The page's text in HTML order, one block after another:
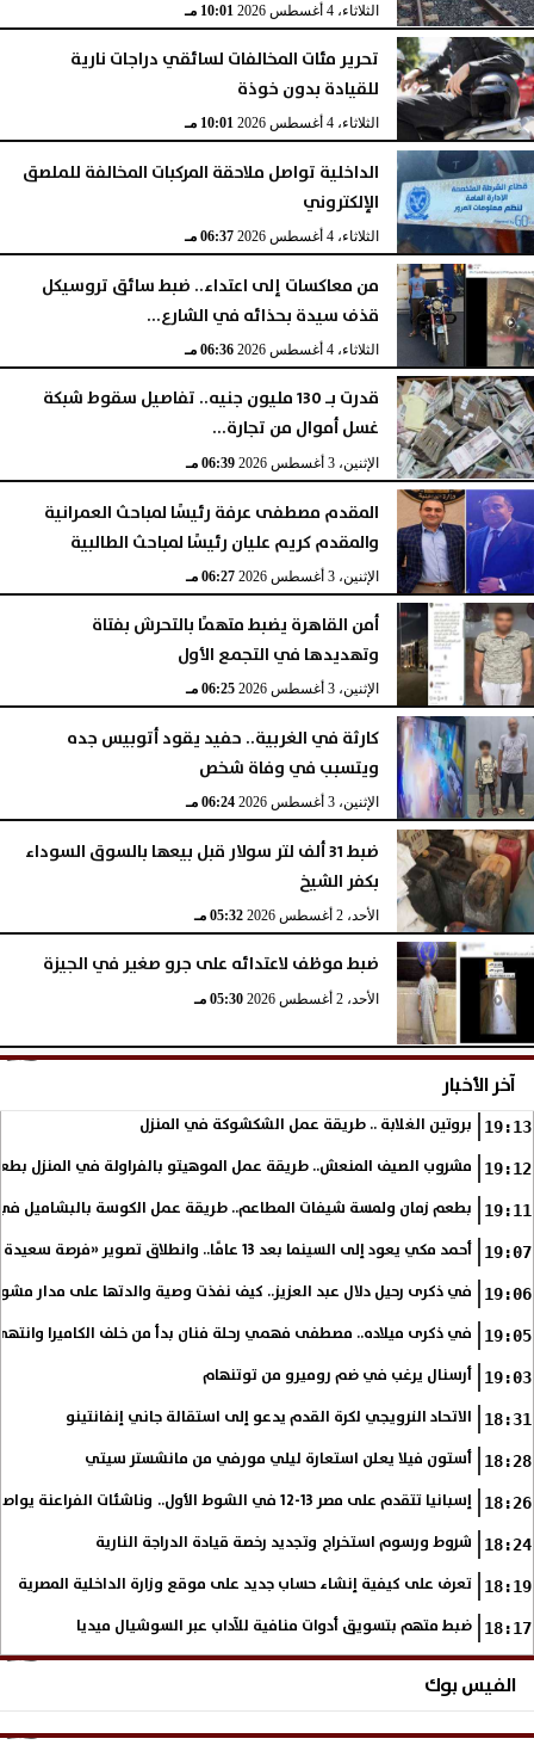
الثلاثاء، 4 أغسطس 2026 10:01 مـ
تحرير مئات المخالفات لسائقي دراجات نارية
للقيادة بدون خوذة
الثلاثاء، 4 أغسطس 2026 10:01 مـ
الداخلية تواصل ملاحقة المركبات المخالفة للملصق
الإلكتروني
الثلاثاء، 4 أغسطس 2026 06:37 مـ
من معاكسات إلى اعتداء.. ضبط سائق تروسيكل
قذف سيدة بحذائه في الشارع...
الثلاثاء، 4 أغسطس 2026 06:36 مـ
قدرت بـ 130 مليون جنيه.. تفاصيل سقوط شبكة
غسل أموال من تجارة...
الإثنين، 3 أغسطس 2026 06:39 مـ
المقدم مصطفى عرفة رئيسًا لمباحث العمرانية
والمقدم كريم عليان رئيسًا لمباحث الطالبية
الإثنين، 3 أغسطس 2026 06:27 مـ
أمن القاهرة يضبط متهمًا بالتحرش بفتاة
وتهديدها في التجمع الأول
الإثنين، 3 أغسطس 2026 06:25 مـ
كارثة في الغربية.. حفيد يقود أتوبيس جده
ويتسبب في وفاة شخص
الإثنين، 3 أغسطس 2026 06:24 مـ
ضبط 31 ألف لتر سولار قبل بيعها بالسوق السوداء
بكفر الشيخ
الأحد، 2 أغسطس 2026 05:32 مـ
ضبط موظف لاعتدائه على جرو صغير في الجيزة
الأحد، 2 أغسطس 2026 05:30 مـ
آخر الأخبار
19:13 بروتين الغلابة .. طريقة عمل الشكشوكة في المنزل
19:12 مشروب الصيف المنعش.. طريقة عمل الموهيتو بالفراولة في المنزل
19:11 بطعم زمان ولمسة شيفات المطاعم.. طريقة عمل الكوسة بالبشاميل
19:07 أحمد مكي يعود إلى السينما بعد 13 عامًا.. وانطلاق تصوير «فرصة سعيدة»
19:06 في ذكرى رحيل دلال عبد العزيز.. كيف نفذت وصية والدتها على مدار
19:05 في ذكرى ميلاده.. مصطفى فهمي رحلة فنان بدأ من خلف الكاميرا وانتهى
19:03 أرسنال يرغب في ضم روميرو من توتنهام
18:31 الاتحاد النرويجي لكرة القدم يدعو إلى استقالة جاني إنفانتينو
18:28 أستون فيلا يعلن استعارة ليلي مورفي من مانشستر سيتي
18:26 إسبانيا تتقدم على مصر 13-12 في الشوط الأول.. وناشئات الفراعنة يواصلن حلم بلوغ نهائي مونديال اليد
18:24 شروط ورسوم استخراج وتجديد رخصة قيادة الدراجة النارية
18:19 تعرف على كيفية إنشاء حساب جديد على موقع وزارة الداخلية المصرية
18:17 ضبط متهم بتسويق أدوات منافية للآداب عبر السوشيال ميديا
الفيس بوك